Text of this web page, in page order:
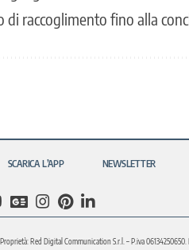
raccoglimento fino alla
SCARICA L’APP NEWSLETTER
Red Digital Communication S.r.l. – P.iva